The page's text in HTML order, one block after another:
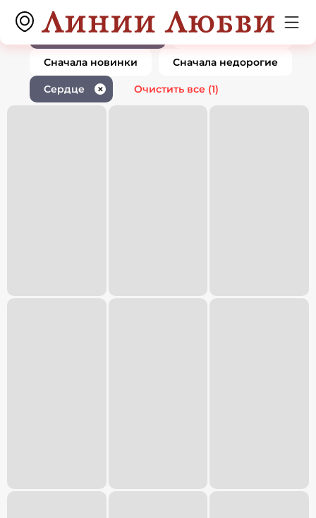
Ювелирные изделия сердце0 товаров
1
По популярности Сначала дорогие
Сначала новинки Сначала недорогие
Сердце ✕ Очистить все (1)